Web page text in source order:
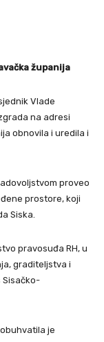
županija
Vlade
na adresi
obnovila i uredila i
proveo
prostore, koji
Siska.
pravosuđa RH, u
graditeljstva i
Sisačko-
je